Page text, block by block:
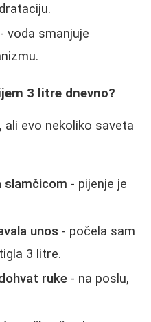
- voda smanjuje
3 litre dnevno?
evo nekoliko saveta
slamčicom - pijenje je
unos - počela sam
3 litre.
ruke - na poslu,